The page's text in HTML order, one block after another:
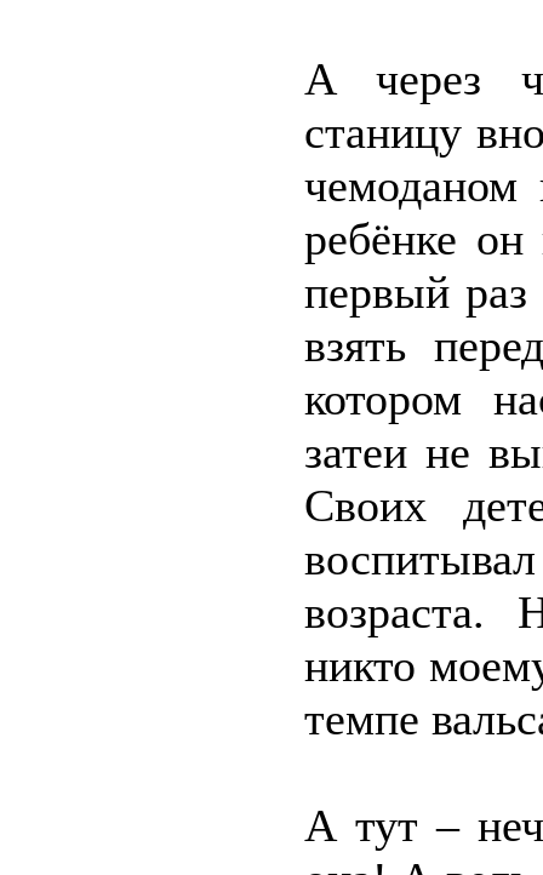
А через
станицу
чемоданом
ребёнке он
первый раз
взять
котором
затеи не
Своих
возраста.
никто
темпе
А тут –